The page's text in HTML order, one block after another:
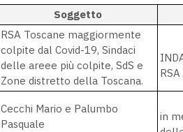
Soggetto
RSA Toscane maggiormente
colpite dal Covid-19, Sindaci
delle areee più colpite, SdS e
Zone distretto della Toscana.
Cecchi Mario e Palumbo
Pasquale
in